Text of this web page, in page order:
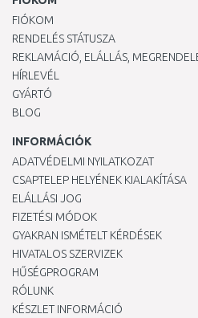
FIÓKOM
RENDELÉS STÁTUSZA
REKLAMÁCIÓ, ELÁLLÁS,
HÍRLEVÉL
GYÁRTÓ
BLOG
INFORMÁCIÓK
ADATVÉDELMI NYILATKOZAT
CSAPTELEP HELYÉNEK KIALAKÍTÁSA
ELÁLLÁSI JOG
FIZETÉSI MÓDOK
GYAKRAN ISMÉTELT KÉRDÉSEK
HIVATALOS SZERVIZEK
HŰSÉGPROGRAM
RÓLUNK
KÉSZLET INFORMÁCIÓ